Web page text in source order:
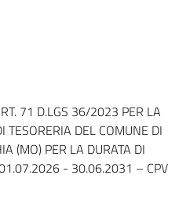
71 D.LGS 36/2023 PER LA
TESORERIA DEL COMUNE DI
(MO) PER LA DURATA DI
- 30.06.2031 – CPV